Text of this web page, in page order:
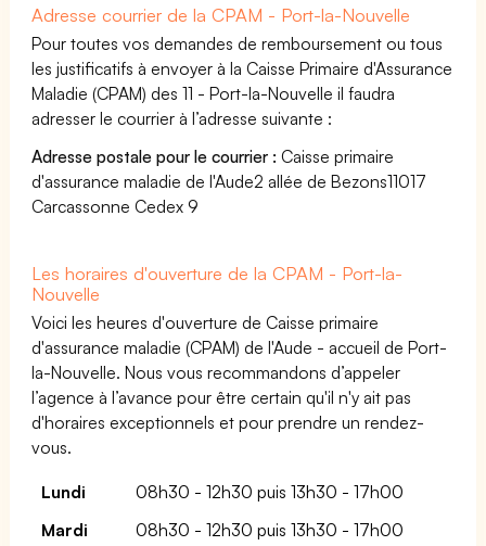
Adresse courrier de la CPAM - Port-la-Nouvelle
Pour toutes vos demandes de remboursement ou tous
les justificatifs à envoyer à la Caisse Primaire d'Assurance
Maladie (CPAM) des 11 - Port-la-Nouvelle il faudra
adresser le courrier à l’adresse suivante :
Adresse postale pour le courrier : Caisse primaire
d'assurance maladie de l'Aude2 allée de Bezons11017
Carcassonne Cedex 9
Les horaires d'ouverture de la CPAM - Port-la-
Nouvelle
Voici les heures d'ouverture de Caisse primaire
d'assurance maladie (CPAM) de l'Aude - accueil de Port-
la-Nouvelle. Nous vous recommandons d’appeler
l’agence à l’avance pour être certain qu'il n'y ait pas
d'horaires exceptionnels et pour prendre un rendez-
vous.
Lundi
08h30 - 12h30 puis 13h30 - 17h00
Mardi
08h30 - 12h30 puis 13h30 - 17h00